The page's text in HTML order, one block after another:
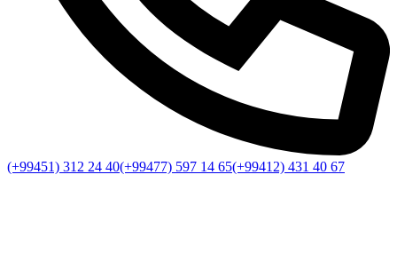
(+99451) 312 24 40(+99477) 597 14 65(+99412) 431 40 67